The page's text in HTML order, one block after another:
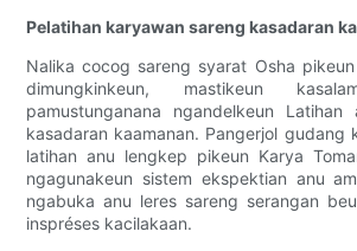
Pelatihan karyawan sareng kasadaran
Nalika cocog sareng syarat Osha
dimungkinkeun, mastikeun
pamustunganana ngandelkeun
kasadaran kaamanan. Pangerjol gudang
latihan anu lengkep pikeun Karya
ngagunakeun sistem ekspektian anu
ngabuka anu leres sareng serangan
inspréses kacilakaan.